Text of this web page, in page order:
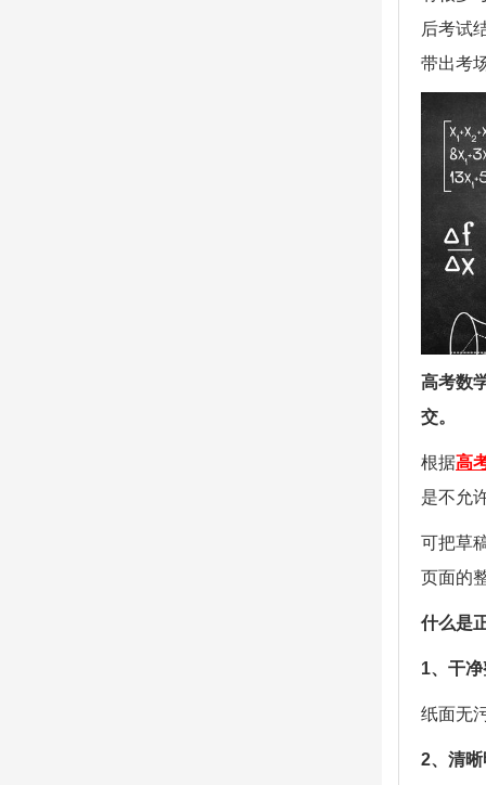
后考试
带出考
高考数
交。
根据高
是不允
可把草
页面的
什么是
1、干
纸面无
2、清